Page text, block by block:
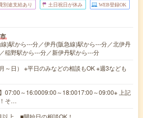
別途支給あり 土日祝日が休み WEB登録OK
)駅から---分／伊丹(阪急線)駅から---分／北伊丹
稲野駅から---分／新伊丹駅から---分
～日） ※平日のみなどの相談もOK ※週3なども
】07:00～16:0009:00～18:0017:00～09:00※ 上記
そ…